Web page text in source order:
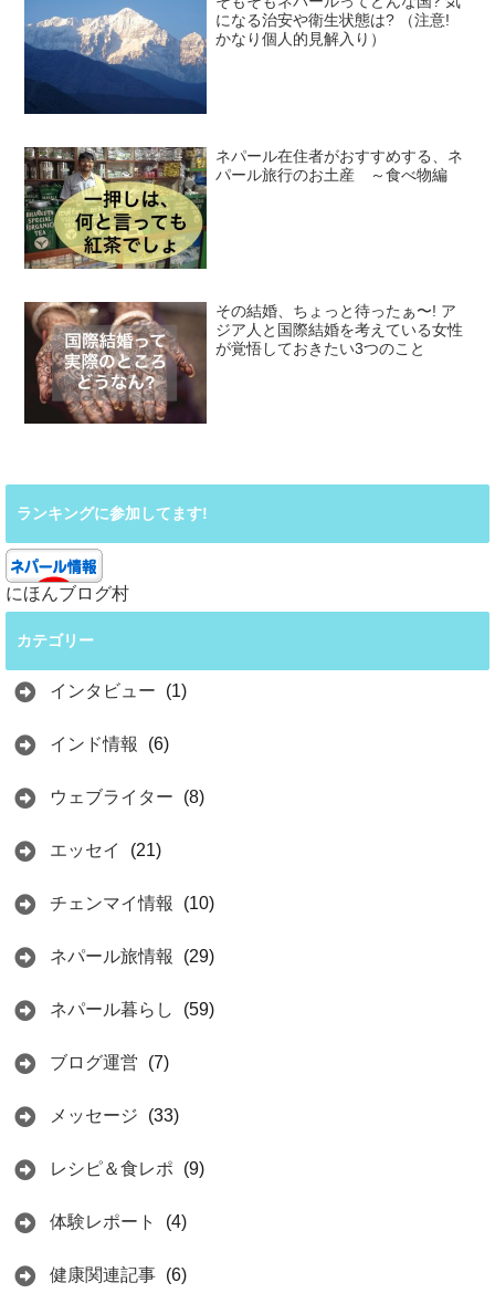
になる治安や衛生状態は? （注意!
かなり個人的見解入り）
ネパール在住者がおすすめする、ネ
パール旅行のお土産 ～食べ物編
その結婚、ちょっと待ったぁ〜! ア
ジア人と国際結婚を考えている女性
が覚悟しておきたい3つのこと
ランキングに参加してます!
にほんブログ村
カテゴリー
インタビュー (1)
インド情報 (6)
ウェブライター (8)
エッセイ (21)
チェンマイ情報 (10)
ネパール旅情報 (29)
ネパール暮らし (59)
ブログ運営 (7)
メッセージ (33)
レシピ＆食レポ (9)
体験レポート (4)
健康関連記事 (6)